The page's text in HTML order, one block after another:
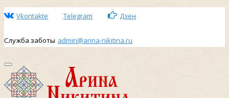
Vkontakte Telegram Дзен
Служба заботы admin@arina-nikitina.ru